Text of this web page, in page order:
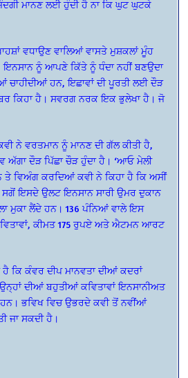
ਮਾਨਣ ਲਈ ਹੁੰਦੀ ਹੈ ਨਾ ਕਿ ਘੁਟ ਘੁਟਕੇ
ਵਧਾਉਣ ਵਾਲਿਆਂ ਵਾਸਤੇ ਮੁਸ਼ਕਲਾਂ ਮੂੰਹ
ਨੂੰ ਆਪਣੇ ਕਿੱਤੇ ਨੂੰ ਧੰਦਾ ਨਹੀਂ ਬਣਉਦਾ
ਚਾਹੀਦੀਆਂ ਹਨ, ਇਛਾਵਾਂ ਦੀ ਪੂਰਤੀ ਲਈ ਦੌੜ
ਕਿਹਾ ਹੈ। ਸਵਰਗ ਨਰਕ ਇਕ ਭੁਲੇਖਾ ਹੈ। ਜੋ
ਨੇ ਵਰਤਮਾਨ ਨੂੰ ਮਾਨਣ ਦੀ ਗੱਲ ਕੀਤੀ ਹੈ,
ਅੱਗਾ ਦੌੜ ਪਿੱਛਾ ਚੌੜ ਹੁੰਦਾ ਹੈ। ‘ਆਓ ਮੇਲੀ
ਤੇ ਵਿਅੰਗ ਕਰਦਿਆਂ ਕਵੀ ਨੇ ਕਿਹਾ ਹੈ ਕਿ ਅਸੀਂ
ਸਗੋਂ ਇਸਦੇ ਉਲਟ ਇਨਸਾਨ ਸਾਰੀ ਉਮਰ ਦੁਕਾਨ
ਮੁਕਾ ਲੈਂਦੇ ਹਨ। 136 ਪੰਨਿਆਂ ਵਾਲੇ ਇਸ
ਕੀਮਤ 175 ਰੁਪਏ ਅਤੇ ਐਟਮਨ ਆਰਟ
ਹੈ ਕਿ ਕੰਵਰ ਦੀਪ ਮਾਨਵਤਾ ਦੀਆਂ ਕਦਰਾਂ
ਉਨ੍ਹਾਂ ਦੀਆਂ ਬਹੁਤੀਆਂ ਕਵਿਤਾਵਾਂ ਇਨਸਾਨੀਅਤ
ਭਵਿਖ ਵਿਚ ਉਭਰਦੇ ਕਵੀ ਤੋਂ ਨਵੀਂਆਂ
ਜਾ ਸਕਦੀ ਹੈ।